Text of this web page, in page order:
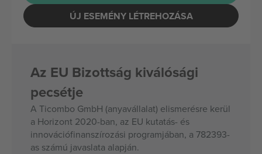
ÚJ ESEMÉNY LÉTREHOZÁSA
Az EU Bizottság kiválósági
pecsétje
A Ticombo GmbH (anyavállalat) elismerésre kerül
a Horizont 2020-ban, az EU kutatás- és
innovációfinanszírozási programjában, a 782393-
as számú javaslata alapján.